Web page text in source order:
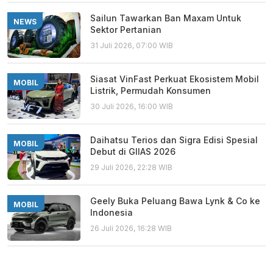
NEWS
Sailun Tawarkan Ban Maxam Untuk
Sektor Pertanian
31 Juli 2026, 07:00 WIB
MOBIL
Siasat VinFast Perkuat Ekosistem Mobil
Listrik, Permudah Konsumen
30 Juli 2026, 16:00 WIB
MOBIL
Daihatsu Terios dan Sigra Edisi Spesial
Debut di GIIAS 2026
29 Juli 2026, 22:28 WIB
MOBIL
Geely Buka Peluang Bawa Lynk & Co ke
Indonesia
26 Juli 2026, 16:28 WIB